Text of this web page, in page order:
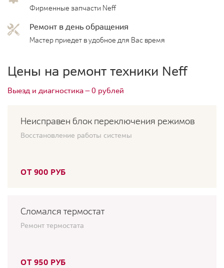
Фирменные запчасти Neff
Ремонт в день обращения
Мастер приедет в удобное для Вас время
Цены на ремонт техники Neff
Выезд и диагностика — 0 рублей
Неисправен блок переключения режимов
Восстановление работы системы
ОТ 900 РУБ
Сломался термостат
Ремонт термостата
ОТ 950 РУБ